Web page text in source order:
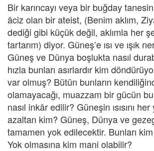
Bir karıncayı veya bir buğday
âciz olan bir ateist, (Benim aklım,
dediği gibi küçük değil, aklımla her
tartarım) diyor. Güneş’e ısı ve ışık
Güneş ve Dünya boşlukta nasıl
hızla bunları asırlardır kim
var olmuş? Bütün bunların
olamayacağı, muazzam bir gücün
nasıl inkâr edilir? Güneşin ısısını
azaltan kim? Güneş, Dünya ve
tamamen yok edilecektir. Bunları
Yok olmasına kim mani olabilir?